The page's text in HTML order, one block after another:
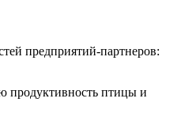
предприятий-партнеров:
продуктивность птицы и